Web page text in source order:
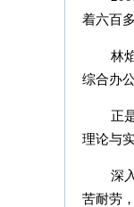
着六百
林
综合办
正
理论与
深
苦耐劳